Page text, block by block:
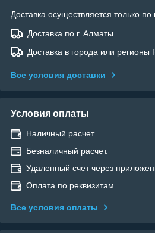
Доставка осуществляется только по
Доставка по г. Алматы.
Доставка в города или регионы
Все условия доставки
Условия оплаты
Наличный расчет.
Безналичный расчет.
Удаленный счет через
Оплата по реквизитам
Все условия оплаты